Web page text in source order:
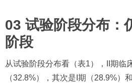
03 试验阶段分布：
阶段
从试验阶段分布看（表1），II期临
（32.8%），其次是I期（28.9%）